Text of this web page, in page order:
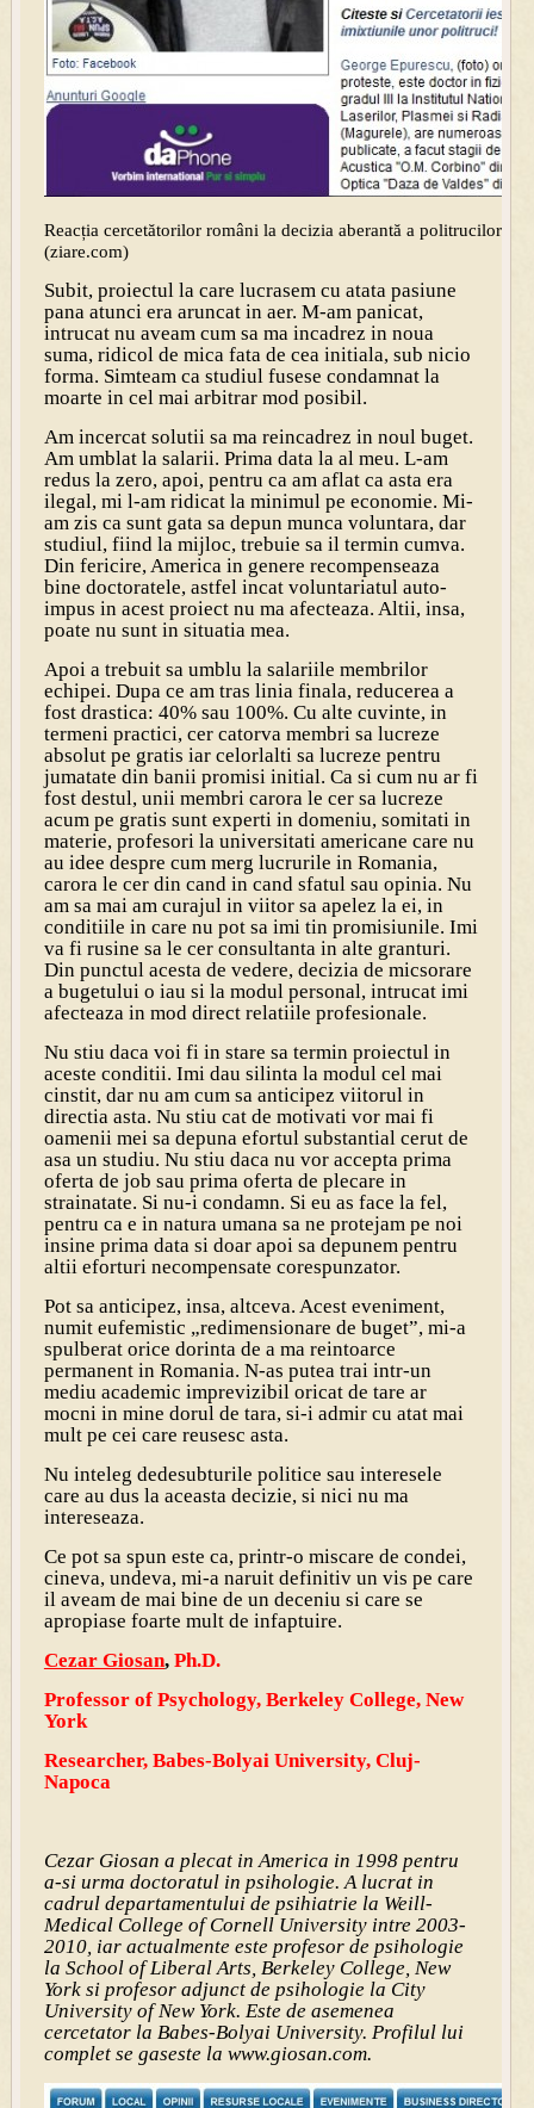
Reacția cercetătorilor români la decizia aberantă a politrucilor
(ziare.com)
Subit, proiectul la care lucrasem cu atata pasiune
pana atunci era aruncat in aer. M-am panicat,
intrucat nu aveam cum sa ma incadrez in noua
suma, ridicol de mica fata de cea initiala, sub nicio
forma. Simteam ca studiul fusese condamnat la
moarte in cel mai arbitrar mod posibil.
Am incercat solutii sa ma reincadrez in noul buget.
Am umblat la salarii. Prima data la al meu. L-am
redus la zero, apoi, pentru ca am aflat ca asta era
ilegal, mi l-am ridicat la minimul pe economie. Mi-
am zis ca sunt gata sa depun munca voluntara, dar
studiul, fiind la mijloc, trebuie sa il termin cumva.
Din fericire, America in genere recompenseaza
bine doctoratele, astfel incat voluntariatul auto-
impus in acest proiect nu ma afecteaza. Altii, insa,
poate nu sunt in situatia mea.
Apoi a trebuit sa umblu la salariile membrilor
echipei. Dupa ce am tras linia finala, reducerea a
fost drastica: 40% sau 100%. Cu alte cuvinte, in
termeni practici, cer catorva membri sa lucreze
absolut pe gratis iar celorlalti sa lucreze pentru
jumatate din banii promisi initial. Ca si cum nu ar fi
fost destul, unii membri carora le cer sa lucreze
acum pe gratis sunt experti in domeniu, somitati in
materie, profesori la universitati americane care nu
au idee despre cum merg lucrurile in Romania,
carora le cer din cand in cand sfatul sau opinia. Nu
am sa mai am curajul in viitor sa apelez la ei, in
conditiile in care nu pot sa imi tin promisiunile. Imi
va fi rusine sa le cer consultanta in alte granturi.
Din punctul acesta de vedere, decizia de micsorare
a bugetului o iau si la modul personal, intrucat imi
afecteaza in mod direct relatiile profesionale.
Nu stiu daca voi fi in stare sa termin proiectul in
aceste conditii. Imi dau silinta la modul cel mai
cinstit, dar nu am cum sa anticipez viitorul in
directia asta. Nu stiu cat de motivati vor mai fi
oamenii mei sa depuna efortul substantial cerut de
asa un studiu. Nu stiu daca nu vor accepta prima
oferta de job sau prima oferta de plecare in
strainatate. Si nu-i condamn. Si eu as face la fel,
pentru ca e in natura umana sa ne protejam pe noi
insine prima data si doar apoi sa depunem pentru
altii eforturi necompensate corespunzator.
Pot sa anticipez, insa, altceva. Acest eveniment,
numit eufemistic „redimensionare de buget”, mi-a
spulberat orice dorinta de a ma reintoarce
permanent in Romania. N-as putea trai intr-un
mediu academic imprevizibil oricat de tare ar
mocni in mine dorul de tara, si-i admir cu atat mai
mult pe cei care reusesc asta.
Nu inteleg dedesubturile politice sau interesele
care au dus la aceasta decizie, si nici nu ma
intereseaza.
Ce pot sa spun este ca, printr-o miscare de condei,
cineva, undeva, mi-a naruit definitiv un vis pe care
il aveam de mai bine de un deceniu si care se
apropiase foarte mult de infaptuire.
Cezar Giosan, Ph.D.
Professor of Psychology, Berkeley College, New
York
Researcher, Babes-Bolyai University, Cluj-
Napoca
Cezar Giosan a plecat in America in 1998 pentru
a-si urma doctoratul in psihologie. A lucrat in
cadrul departamentului de psihiatrie la Weill-
Medical College of Cornell University intre 2003-
2010, iar actualmente este profesor de psihologie
la School of Liberal Arts, Berkeley College, New
York si profesor adjunct de psihologie la City
University of New York. Este de asemenea
cercetator la Babes-Bolyai University. Profilul lui
complet se gaseste la www.giosan.com.